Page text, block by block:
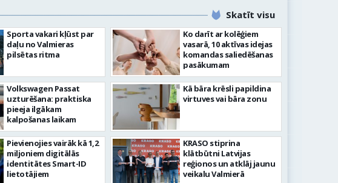
Skatīt visu
Sporta vakari kļūst par
daļu no Valmieras
pilsētas ritma
Volkswagen Passat
uzturēšana: praktiska
pieeja ilgākam
kalpošanas laikam
Pievienojies vairāk kā 1,2
miljoniem digitālās
identitātes Smart-ID
lietotājiem
Ko darīt ar kolēģiem
vasarā, 10 aktīvas idejas
komandas saliedēšanas
pasākumam
Kā bāra krēsli papildina
virtuves vai bāra zonu
KRASO stiprina
klātbūtni Latvijas
reģionos un atklāj jaunu
veikalu Valmierā